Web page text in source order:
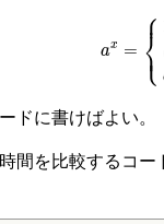
ax = ⎧
⎪
⎨
⎪
⎩
x
ドに書けばよい。
間を比較するコー